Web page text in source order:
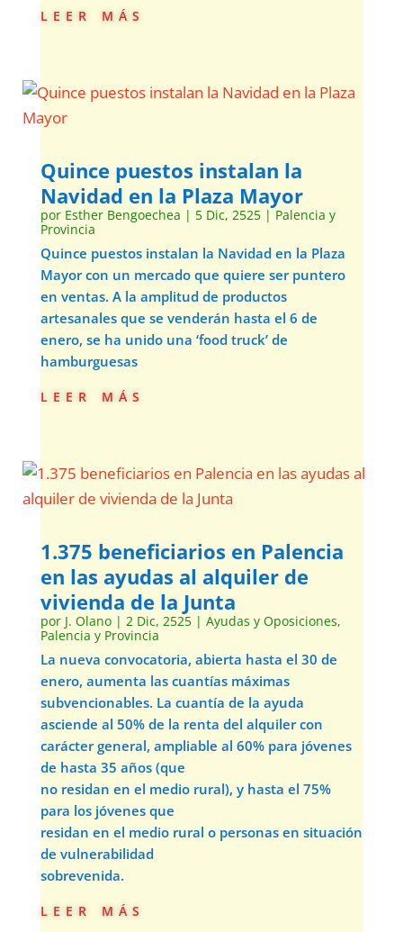
leer más
Quince puestos instalan la
Navidad en la Plaza Mayor
por Esther Bengoechea | 5 Dic, 2525| Palencia y
Provincia
Quince puestos instalan la Navidad en la Plaza
Mayor con un mercado que quiere ser puntero
en ventas. A la amplitud de productos
artesanales que se venderán hasta el 6 de
enero, se ha unido una ‘food truck’ de
hamburguesas
leer más
1.375 beneficiarios en Palencia
en las ayudas al alquiler de
vivienda de la Junta
por J. Olano| 2 Dic, 2525| Ayudas y Oposiciones,
Palencia y Provincia
La nueva convocatoria, abierta hasta el 30 de
enero, aumenta las cuantías máximas
subvencionables. La cuantía de la ayuda
asciende al 50% de la renta del alquiler con
carácter general, ampliable al 60% para jóvenes
de hasta 35 años (que
no residan en el medio rural), y hasta el 75%
para los jóvenes que
residan en el medio rural o personas en situación
de vulnerabilidad
sobrevenida.
leer más